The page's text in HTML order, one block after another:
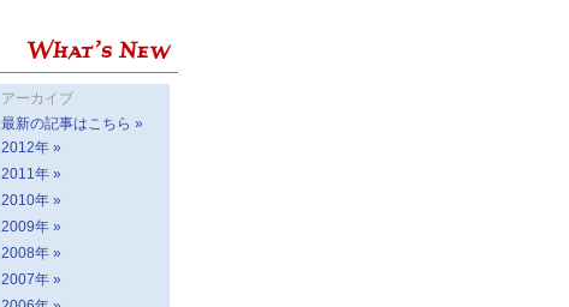
アーカイブ
最新の記事はこちら »
2012年 »
2011年 »
2010年 »
2009年 »
2008年 »
2007年 »